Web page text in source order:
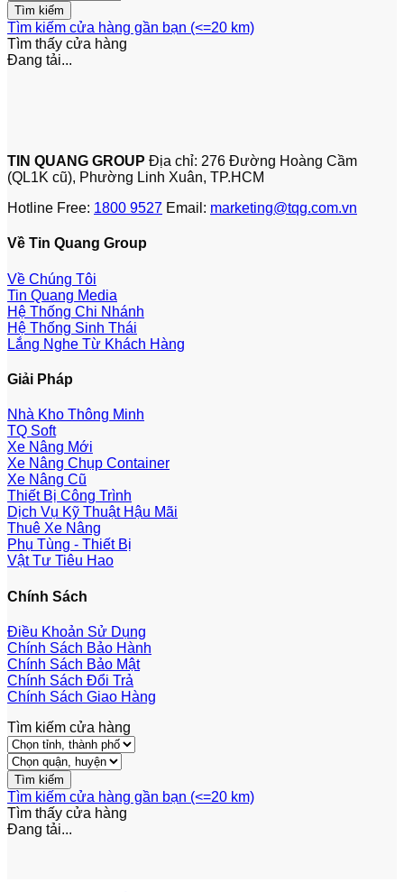
Tìm kiếm cửa hàng gần bạn (<=20 km)
Tìm thấy cửa hàng
Đang tải...
TIN QUANG GROUP Địa chỉ: 276 Đường Hoàng Cầm
(QL1K cũ), Phường Linh Xuân, TP.HCM
Hotline Free: 1800 9527 Email: marketing@tqg.com.vn
Về Tin Quang Group
Về Chúng Tôi
Tin Quang Media
Hệ Thống Chi Nhánh
Hệ Thống Sinh Thái
Lắng Nghe Từ Khách Hàng
Giải Pháp
Nhà Kho Thông Minh
TQ Soft
Xe Nâng Mới
Xe Nâng Chụp Container
Xe Nâng Cũ
Thiết Bị Công Trình
Dịch Vụ Kỹ Thuật Hậu Mãi
Thuê Xe Nâng
Phụ Tùng - Thiết Bị
Vật Tư Tiêu Hao
Chính Sách
Điều Khoản Sử Dụng
Chính Sách Bảo Hành
Chính Sách Bảo Mật
Chính Sách Đổi Trả
Chính Sách Giao Hàng
Tìm kiếm cửa hàng
Tìm kiếm cửa hàng gần bạn (<=20 km)
Tìm thấy cửa hàng
Đang tải...